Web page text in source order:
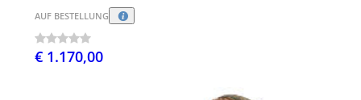
AUF BESTELLUNG
€ 1.170,00